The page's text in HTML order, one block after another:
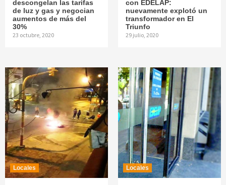
descongelan las tarifas
de luz y gas y negocian
aumentos de más del
30%
23 octubre, 2020
con EDELAP:
nuevamente explotó un
transformador en El
Triunfo
29 julio, 2020
Locales Locales